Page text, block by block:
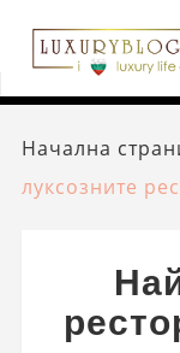
Начална
луксозните